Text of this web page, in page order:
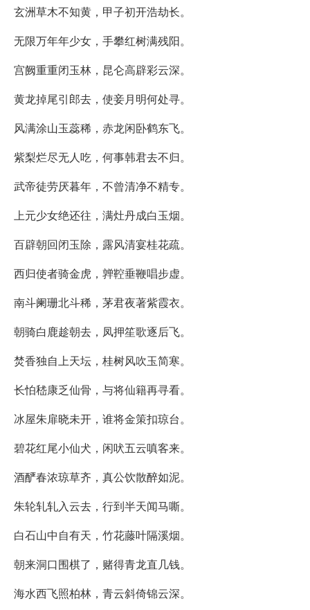
玄洲草木不知黄，甲子初开浩劫长。
无限万年年少女，手攀红树满残阳。
宫阙重重闭玉林，昆仑高辟彩云深。
黄龙掉尾引郎去，使妾月明何处寻。
风满涂山玉蕊稀，赤龙闲卧鹤东飞。
紫梨烂尽无人吃，何事韩君去不归。
武帝徒劳厌暮年，不曾清净不精专。
上元少女绝还往，满灶丹成白玉烟。
百辟朝回闭玉除，露风清宴桂花疏。
西归使者骑金虎，亸鞚垂鞭唱步虚。
南斗阑珊北斗稀，茅君夜著紫霞衣。
朝骑白鹿趁朝去，凤押笙歌逐后飞。
焚香独自上天坛，桂树风吹玉简寒。
长怕嵇康乏仙骨，与将仙籍再寻看。
冰屋朱扉晓未开，谁将金策扣琼台。
碧花红尾小仙犬，闲吠五云嗔客来。
酒酽春浓琼草齐，真公饮散醉如泥。
朱轮轧轧入云去，行到半天闻马嘶。
白石山中自有天，竹花藤叶隔溪烟。
朝来洞口围棋了，赌得青龙直几钱。
海水西飞照柏林，青云斜倚锦云深。